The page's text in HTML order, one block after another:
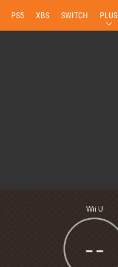
PS5 XBS SWITCH PLUS
Wii U
--